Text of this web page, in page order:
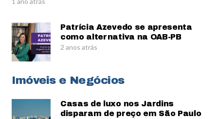
Patrícia Azevedo se apresenta
como alternativa na OAB-PB
2 anos atrás
Imóveis e Negócios
Casas de luxo nos Jardins
disparam de preço em São Paulo